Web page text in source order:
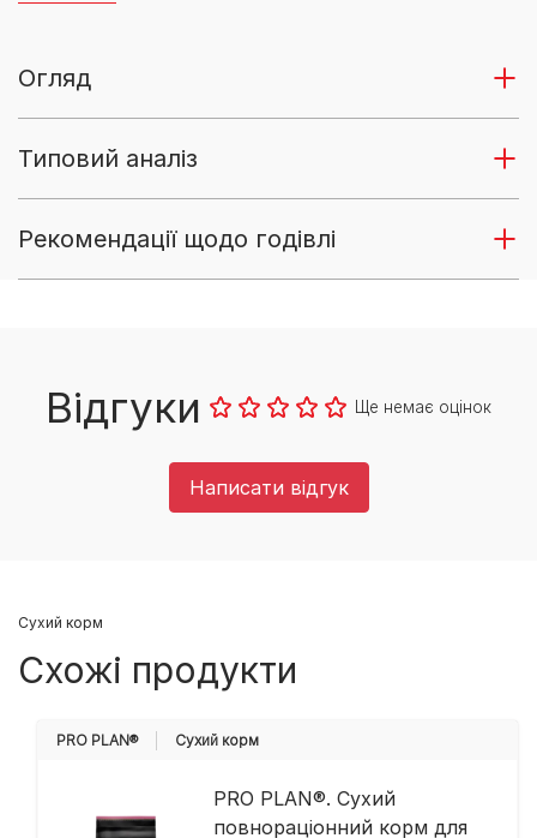
Огляд
Типовий аналіз
Рекомендації щодо годівлі
Відгуки Ще немає оцінок
Написати відгук
Cухий корм
Схожі продукти
PRO PLAN® Cухий корм
PRO PLAN®. Сухий
повнораціонний корм для